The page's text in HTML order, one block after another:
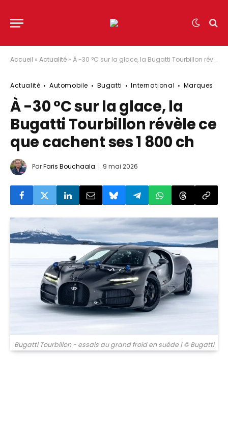
Accueil » Actualité » À -30 °C sur la glace, la Bugatti Tourbillon révèle ce que cachent ses 1 800 ch
Actualité Automobile Bugatti International Marques
À -30 °C sur la glace, la
Bugatti Tourbillon révèle ce
que cachent ses 1 800 ch
ParFaris Bouchaala 9 mai 2026
© Bugatti
Bugatti Tourbillon - essais au grand froid en suéde| © Bugatti